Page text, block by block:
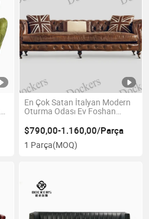
En Çok Satan İtalyan Modern
Oturma Odası Ev Foshan
Ahşap Çerçeve 1+2+3 Köşe
Kanepe
$790,00-1.160,00/Parça
1 Parça(MOQ)